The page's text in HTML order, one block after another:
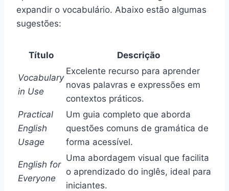
expandir o vocabulário. Abaixo estão algumas
sugestões:
Título Descrição
Vocabulary
in Use
Excelente recurso para aprender
novas palavras e expressões em
contextos práticos.
Practical
English
Usage
Um guia completo que aborda
questões comuns de gramática de
forma acessível.
English for
Everyone
Uma abordagem visual que facilita
o aprendizado do inglês, ideal para
iniciantes.